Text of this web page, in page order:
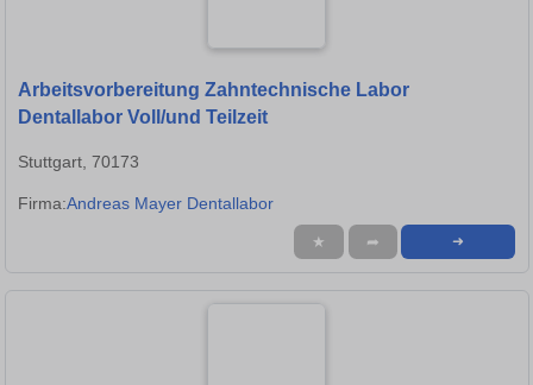
Arbeitsvorbereitung Zahntechnische Labor
Dentallabor Voll/und Teilzeit
Stuttgart, 70173
Firma:Andreas Mayer Dentallabor
★ ➦ ➜